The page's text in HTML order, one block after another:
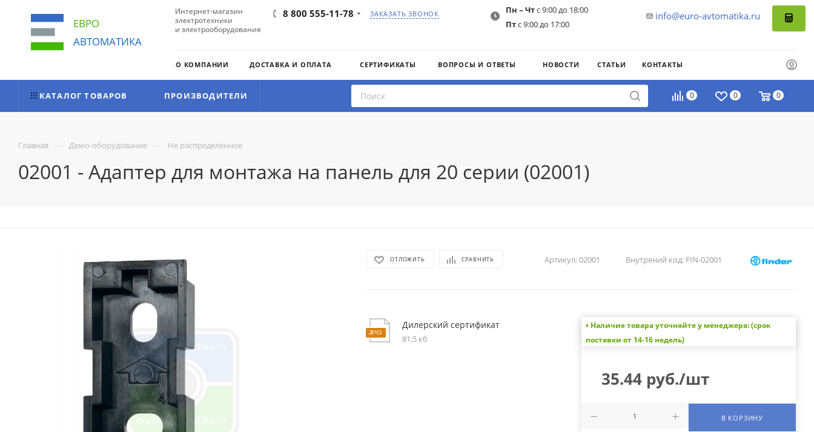
ЕВРО
АВТОМАТИКА
Интернет-магазин
электротехники
и электрооборудования
8 800 555-11-78 ЗАКАЗАТЬ ЗВОНОК info@euro-avtomatika.ru
Пн – Чтс 9:00 до 18:00
Птс 9:00 до 17:00
О КОМПАНИИ ДОСТАВКА И ОПЛАТА СЕРТИФИКАТЫ ВОПРОСЫ И ОТВЕТЫ НОВОСТИ СТАТЬИ КОНТАКТЫ
0 0 0
КАТАЛОГ ТОВАРОВ ПРОИЗВОДИТЕЛИ
Главная — Демо-оборудование — Не распределенное
02001 - Адаптер для монтажа на панель для 20 серии (02001)
ОТЛОЖИТЬ СРАВНИТЬ Артикул:02001 Внутрений код: FIN-02001
Дилерский сертификат
81,5 кб
• Наличие товара уточняйте у менеджера: (срок
поставки от 14-16 недель)
35.44руб./шт
В КОРЗИНУ